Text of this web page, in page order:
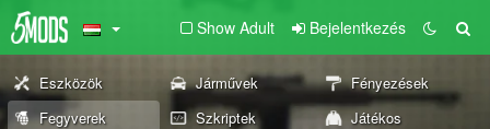
Show Adult Bejelentkezés
Eszközök Járművek
Fényezések
Fegyverek
Szkriptek
Játékos